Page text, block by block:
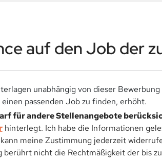
auf den Job der
unabhängig von dieser
passenden Job zu finden, erhöht.
für andere Stellenangebote
hinterlegt. Ich habe die Informationen
meine Zustimmung jederzeit
nicht die Rechtmäßigkeit der bis